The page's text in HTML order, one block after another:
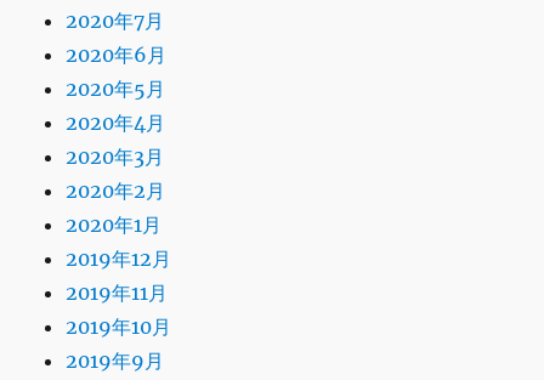
2020年7月
2020年6月
2020年5月
2020年4月
2020年3月
2020年2月
2020年1月
2019年12月
2019年11月
2019年10月
2019年9月